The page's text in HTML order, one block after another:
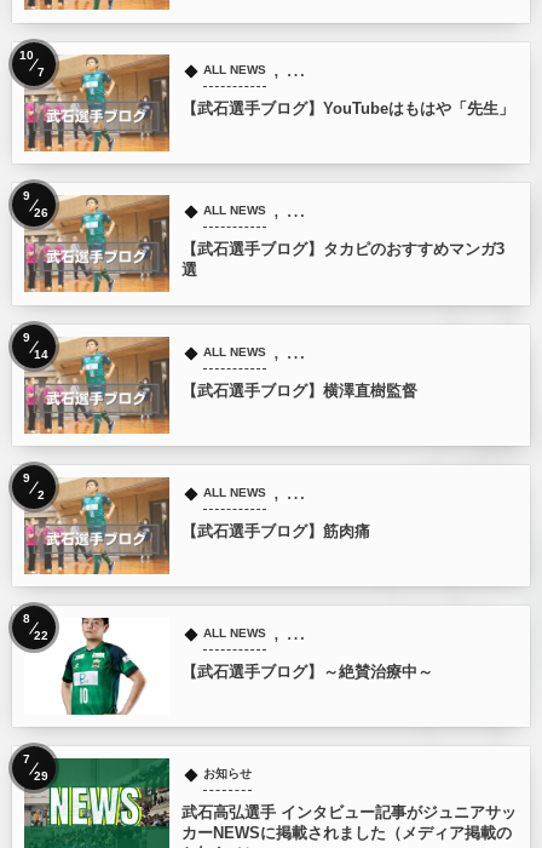
ALL NEWS , …
【武石選手ブログ】YouTubeはもはや「先生」
10
7
ALL NEWS , …
【武石選手ブログ】タカピのおすすめマンガ3
選
9
26
ALL NEWS , …
【武石選手ブログ】横澤直樹監督
9
14
ALL NEWS , …
【武石選手ブログ】筋肉痛
9
2
ALL NEWS , …
【武石選手ブログ】～絶賛治療中～
8
22
お知らせ
武石高弘選手 インタビュー記事がジュニアサッ
カーNEWSに掲載されました（メディア掲載の
7
29